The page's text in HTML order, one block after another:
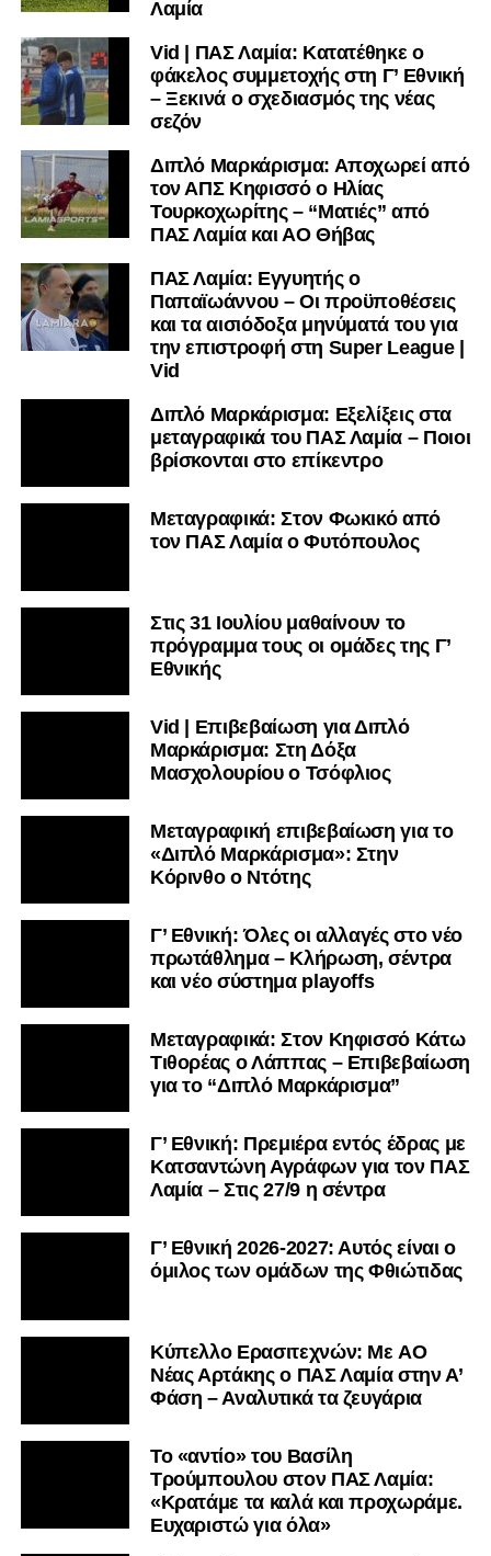
Λαμία
Vid | ΠΑΣ Λαμία: Κατατέθηκε ο
φάκελος συμμετοχής στη Γ’ Εθνική
– Ξεκινά ο σχεδιασμός της νέας
σεζόν
Διπλό Μαρκάρισμα: Αποχωρεί από
τον ΑΠΣ Κηφισσό ο Ηλίας
Τουρκοχωρίτης – “Ματιές” από
ΠΑΣ Λαμία και ΑΟ Θήβας
ΠΑΣ Λαμία: Εγγυητής ο
Παπαϊωάννου – Οι προϋποθέσεις
και τα αισιόδοξα μηνύματά του για
την επιστροφή στη Super League |
Vid
Διπλό Μαρκάρισμα: Εξελίξεις στα
μεταγραφικά του ΠΑΣ Λαμία – Ποιοι
βρίσκονται στο επίκεντρο
Μεταγραφικά: Στον Φωκικό από
τον ΠΑΣ Λαμία ο Φυτόπουλος
Στις 31 Ιουλίου μαθαίνουν το
πρόγραμμα τους οι ομάδες της Γ’
Εθνικής
Vid | Επιβεβαίωση για Διπλό
Μαρκάρισμα: Στη Δόξα
Μασχολουρίου ο Τσόφλιος
Μεταγραφική επιβεβαίωση για το
«Διπλό Μαρκάρισμα»: Στην
Κόρινθο ο Ντότης
Γ’ Εθνική: Όλες οι αλλαγές στο νέο
πρωτάθλημα – Κλήρωση, σέντρα
και νέο σύστημα playoffs
Μεταγραφικά: Στον Κηφισσό Κάτω
Τιθορέας ο Λάππας – Επιβεβαίωση
για το “Διπλό Μαρκάρισμα”
Γ’ Εθνική: Πρεμιέρα εντός έδρας με
Κατσαντώνη Αγράφων για τον ΠΑΣ
Λαμία – Στις 27/9 η σέντρα
Γ’ Εθνική 2026-2027: Αυτός είναι ο
όμιλος των ομάδων της Φθιώτιδας
Kύπελλο Ερασιτεχνών: Με AO
Nέας Αρτάκης ο ΠΑΣ Λαμία στην Α’
Φάση – Αναλυτικά τα ζευγάρια
Το «αντίο» του Βασίλη
Τρούμπουλου στον ΠΑΣ Λαμία:
«Κρατάμε τα καλά και προχωράμε.
Ευχαριστώ για όλα»